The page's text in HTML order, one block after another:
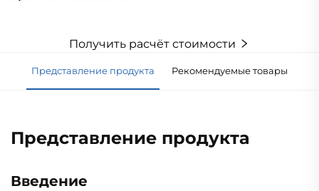
Получить расчёт стоимости
Представление продукта Рекомендуемые товары
Представление продукта
Введение